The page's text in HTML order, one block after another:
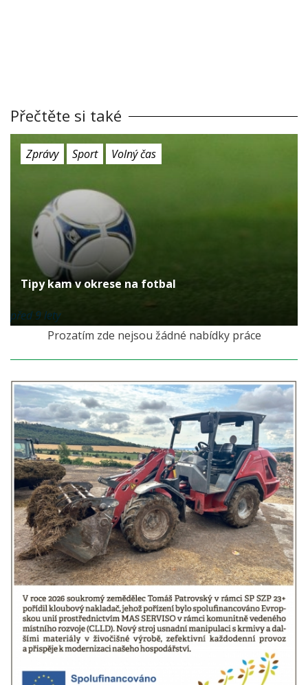
Přečtěte si také
Zprávy Sport Volný čas
Tipy kam v okrese na fotbal
před 9 lety
Prozatím zde nejsou žádné nabídky práce